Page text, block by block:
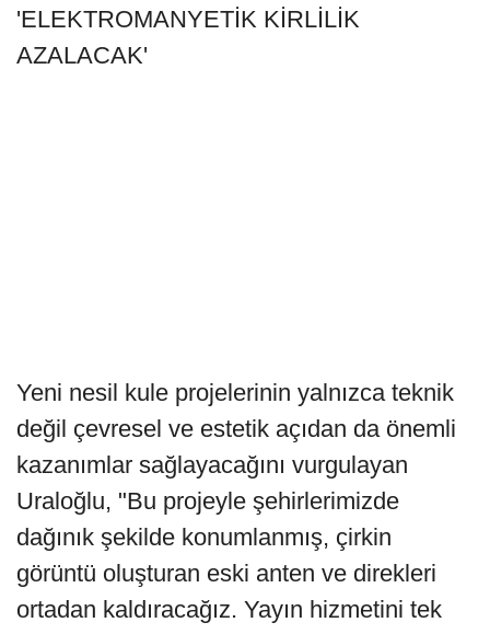
'ELEKTROMANYETİK KİRLİLİK
AZALACAK'
Yeni nesil kule projelerinin yalnızca teknik
değil çevresel ve estetik açıdan da önemli
kazanımlar sağlayacağını vurgulayan
Uraloğlu, "Bu projeyle şehirlerimizde
dağınık şekilde konumlanmış, çirkin
görüntü oluşturan eski anten ve direkleri
ortadan kaldıracağız. Yayın hizmetini tek